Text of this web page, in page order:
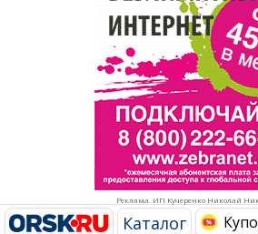
Реклама. ИП Кучеренко Николай
Каталог
Рестораны, кафе, бары
Развлечения и отдых
Спорт Фитнес
Недвижимость
Красота Косметология
Это